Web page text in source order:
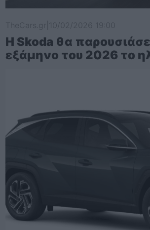
Η Skoda θα
εξάμηνο του 2026 το